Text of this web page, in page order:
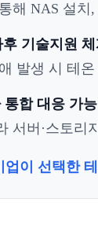
해 NAS 설치
기술지원 체
발생 시 테
통합 대응 가능
서버·스토리
업이 선택한